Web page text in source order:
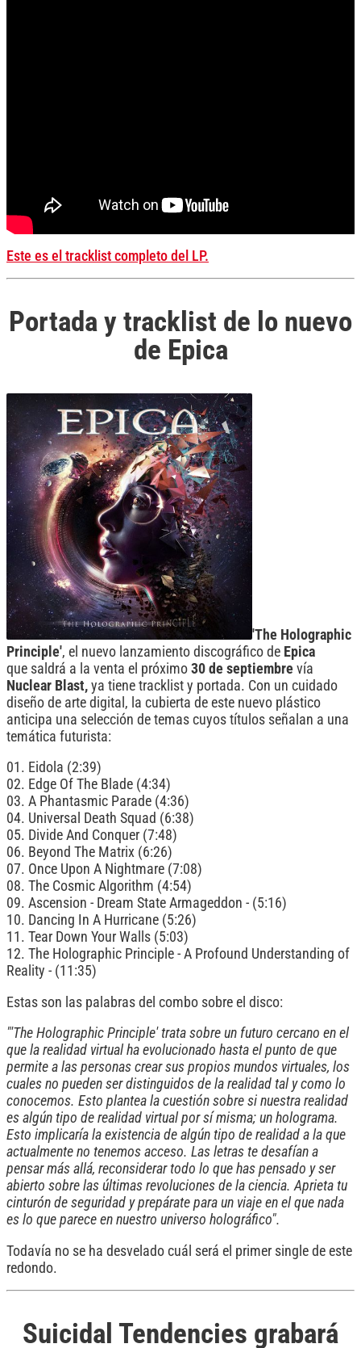
Este es el tracklist completo del LP.
Portada y tracklist de lo nuevo
de Epica
'The Holographic
Principle', el nuevo lanzamiento discográfico de Epica
que saldrá a la venta el próximo 30 de septiembre vía
Nuclear Blast, ya tiene tracklist y portada. Con un cuidado
diseño de arte digital, la cubierta de este nuevo plástico
anticipa una selección de temas cuyos títulos señalan a una
temática futurista:
01. Eidola (2:39)
02. Edge Of The Blade (4:34)
03. A Phantasmic Parade (4:36)
04. Universal Death Squad (6:38)
05. Divide And Conquer (7:48)
06. Beyond The Matrix (6:26)
07. Once Upon A Nightmare (7:08)
08. The Cosmic Algorithm (4:54)
09. Ascension - Dream State Armageddon - (5:16)
10. Dancing In A Hurricane (5:26)
11. Tear Down Your Walls (5:03)
12. The Holographic Principle - A Profound Understanding of
Reality - (11:35)
Estas son las palabras del combo sobre el disco:
"'The Holographic Principle' trata sobre un futuro cercano en el
que la realidad virtual ha evolucionado hasta el punto de que
permite a las personas crear sus propios mundos virtuales, los
cuales no pueden ser distinguidos de la realidad tal y como lo
conocemos. Esto plantea la cuestión sobre si nuestra realidad
es algún tipo de realidad virtual por sí misma; un holograma.
Esto implicaría la existencia de algún tipo de realidad a la que
actualmente no tenemos acceso. Las letras te desafían a
pensar más allá, reconsiderar todo lo que has pensado y ser
abierto sobre las últimas revoluciones de la ciencia. Aprieta tu
cinturón de seguridad y prepárate para un viaje en el que nada
es lo que parece en nuestro universo holográfico".
Todavía no se ha desvelado cuál será el primer single de este
redondo.
Suicidal Tendencies grabará